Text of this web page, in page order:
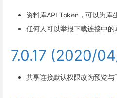
资料库API Token，可以为库
任何人可以举报下载连接中的
7.0.17 (2020/
共享连接默认权限改为预览与